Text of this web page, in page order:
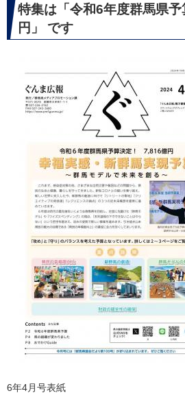
特集は「令和6年度群馬県
円」 です
6年4月号表紙